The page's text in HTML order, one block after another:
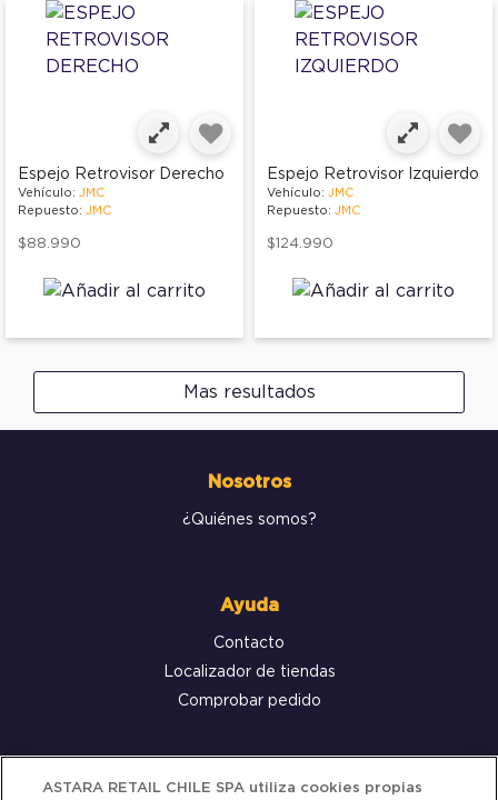
Espejo Retrovisor Derecho
Vehículo: JMC
Repuesto: JMC
$88.990
Espejo Retrovisor Izquierdo
Vehículo: JMC
Repuesto: JMC
$124.990
Mas resultados
Nosotros
¿Quiénes somos?
Ayuda
Contacto
Localizador de tiendas
Comprobar pedido
Servicio al cliente
ASTARA RETAIL CHILE SPA utiliza cookies propias